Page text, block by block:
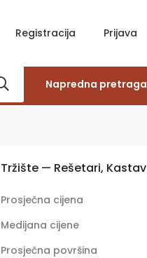
Registracija Prijava
Napredna pretraga
Tržište — Rešetari, Kastav
Prosječna cijena
Medijana cijene
Prosječna površina